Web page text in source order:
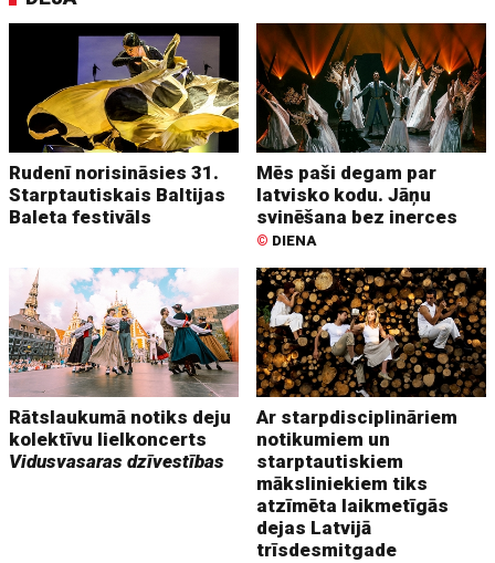
Rudenī norisināsies 31.
Starptautiskais Baltijas
Baleta festivāls
Mēs paši degam par
latvisko kodu. Jāņu
svinēšana bez inerces
© DIENA
Rātslaukumā notiks deju
kolektīvu lielkoncerts
Vidusvasaras dzīvestības
Ar starpdisciplināriem
notikumiem un
starptautiskiem
māksliniekiem tiks
atzīmēta laikmetīgās
dejas Latvijā
trīsdesmitgade